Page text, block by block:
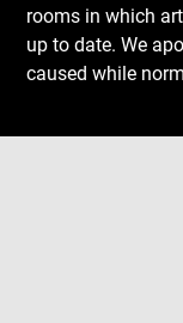
rooms in which
up to date. We
caused while
Download
Next
Previous